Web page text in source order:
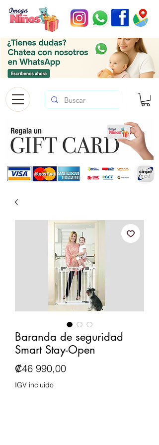
Baranda de seguridad
Smart Stay-Open
₡46 990,00Precio
IGV incluido